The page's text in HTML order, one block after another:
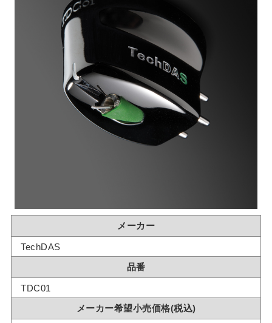
メーカー
TechDAS
品番
TDC01
メーカー希望小売価格(税込)